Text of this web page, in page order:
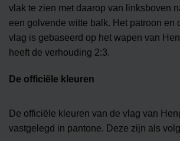
vlak te zien met daarop van linksboven
een golvende witte balk. Het patroon en
vlag is gebaseerd op het wapen van
heeft de verhouding 2:3.
De officiële kleuren
De officiële kleuren van de vlag van
vastgelegd in pantone. Deze zijn als